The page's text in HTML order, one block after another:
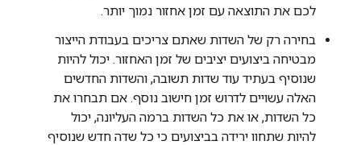
לכם את התוצאה עם זמן אחזור נמוך יותר.
בחירה רק של השדות שאתם צריכים בעבודת הייצור
מבטיחה ביצועים יציבים של זמן האחזור. יכול להיות
שנוסיף בעתיד עוד שדות תשובה, והשדות החדשים
האלה עשויים לדרוש זמן חישוב נוסף. אם תבחרו את
כל השדות, או את כל השדות ברמה העליונה, יכול
להיות שתחוו ירידה בביצועים כי כל שדה חדש שנוסיף